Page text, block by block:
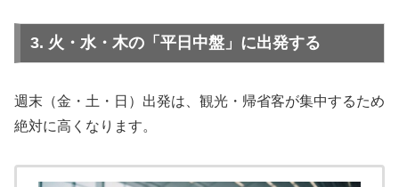
3. 火・水・木の「平日中盤」に出発する
週末（金・土・日）出発は、観光・帰省客が集中するため
絶対に高くなります。